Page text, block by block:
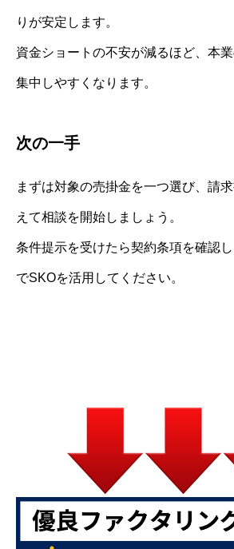
りが安定します。
資金ショートの不安が減るほど、本
集中しやすくなります。
次の一手
まずは対象の売掛金を一つ選び、請
えて相談を開始しましょう。
条件提示を受けたら契約条項を確認
でSKOを活用してください。